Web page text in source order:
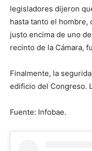
legisladores dijeron
hasta tanto el hombre,
justo encima de uno
recinto de la Cámara,
Finalmente, la
edificio del Congreso.
Fuente: Infobae.